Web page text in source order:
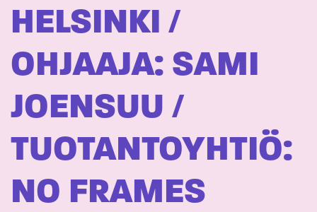
HELSINKI /
OHJAAJA: SAMI
JOENSUU /
TUOTANTOYHTIÖ:
NO FRAMES